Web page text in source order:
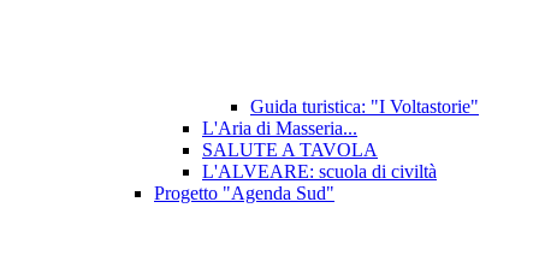
Guida turistica: "I Voltastorie"
L'Aria di Masseria...
SALUTE A TAVOLA
L'ALVEARE: scuola di civiltà
Progetto "Agenda Sud"